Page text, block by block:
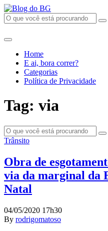
Home
E ai, bora correr?
Categorias
Política de Privacidade
Tag: via
Trânsito
Obra de
via da marginal da
Natal
04/05/2020 17h30
By rodrigomatoso